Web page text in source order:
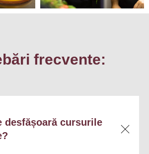
frecvente:
desfășoară cursurile